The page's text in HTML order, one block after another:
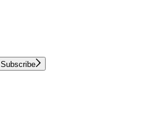
Subscribe